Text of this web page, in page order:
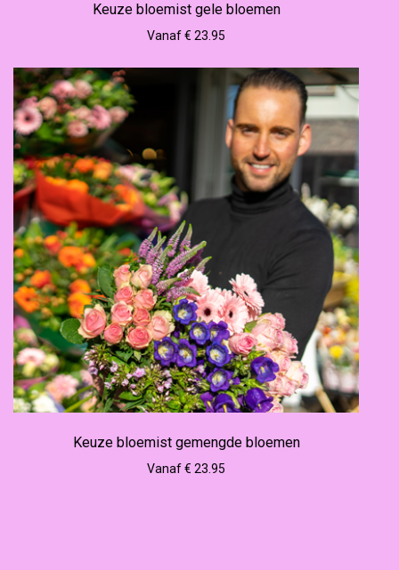
Keuze bloemist gele bloemen
Vanaf € 23.95
Keuze bloemist gemengde bloemen
Vanaf € 23.95